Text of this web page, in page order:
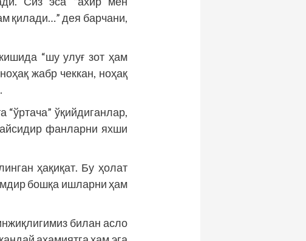
қилади…” дея барчани,
“шу улуғ зот ҳам
жабр чеккан, ноҳақ
ўқийдиганлар,
фанларни яхши
ҳақиқат. Бу ҳолат
бошқа ишларни ҳам
билан асло